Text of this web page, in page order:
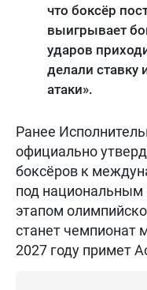
что боксёр
выигрывает
ударов
делали ставку
атаки».
Ранее
официально
боксёров к
под
этапом
станет чемпионат
2027 году примет